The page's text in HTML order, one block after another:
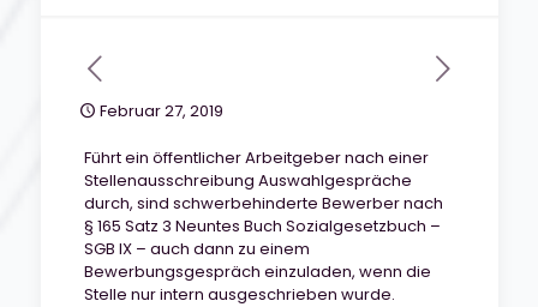
Februar 27, 2019
Führt ein öffentlicher Arbeitgeber nach einer
Stellenausschreibung Auswahlgespräche
durch, sind schwerbehinderte Bewerber nach
§ 165 Satz 3 Neuntes Buch Sozialgesetzbuch –
SGB IX – auch dann zu einem
Bewerbungsgespräch einzuladen, wenn die
Stelle nur intern ausgeschrieben wurde.